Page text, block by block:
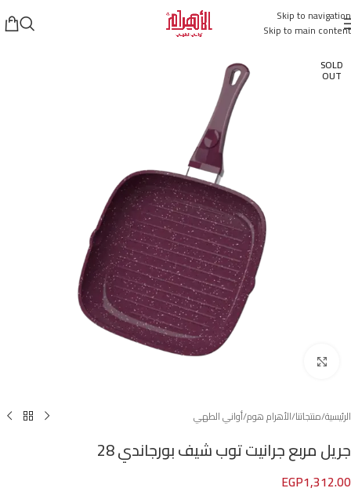
Skip to navigation
Skip to main content
SOLD
OUT
الرئيسية/منتجاتنا/الأهرام هوم/أواني الطهي
جريل مربع جرانيت توب شيف بورجاندي 28
EGP1,312.00